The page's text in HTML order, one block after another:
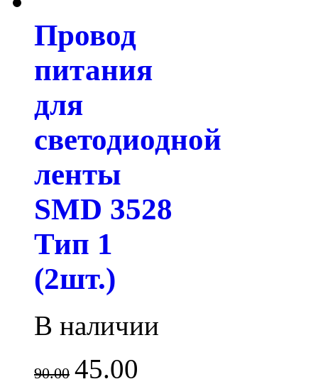
Провод
питания
для
светодиодной
ленты
SMD 3528
Тип 1
(2шт.)
В наличии
90.00 45.00